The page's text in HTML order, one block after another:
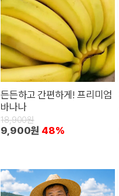
든든하고 간편하게! 프리미엄
바나나
18,900원
9,900원 48%